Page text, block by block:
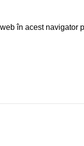
în acest navigator